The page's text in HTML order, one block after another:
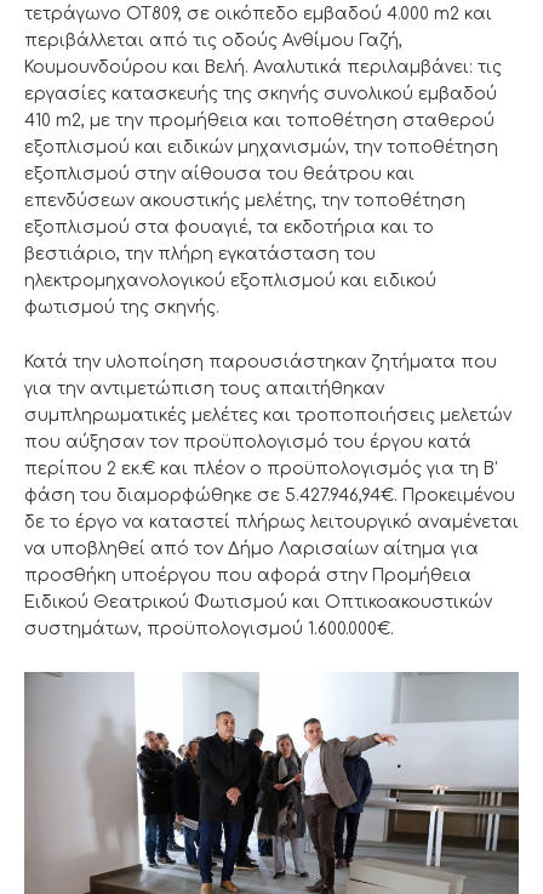
τετράγωνο ΟΤ809, σε οικόπεδο εμβαδού 4.000 m2 και
περιβάλλεται από τις οδούς Ανθίμου Γαζή,
Κουμουνδούρου και Βελή. Αναλυτικά περιλαμβάνει: τις
εργασίες κατασκευής της σκηνής συνολικού εμβαδού
410 m2, με την προμήθεια και τοποθέτηση σταθερού
εξοπλισμού και ειδικών μηχανισμών, την τοποθέτηση
εξοπλισμού στην αίθουσα του θεάτρου και
επενδύσεων ακουστικής μελέτης, την τοποθέτηση
εξοπλισμού στα φουαγιέ, τα εκδοτήρια και το
βεστιάριο, την πλήρη εγκατάσταση του
ηλεκτρομηχανολογικού εξοπλισμού και ειδικού
φωτισμού της σκηνής.
Κατά την υλοποίηση παρουσιάστηκαν ζητήματα που
για την αντιμετώπιση τους απαιτήθηκαν
συμπληρωματικές μελέτες και τροποποιήσεις μελετών
που αύξησαν τον προϋπολογισμό του έργου κατά
περίπου 2 εκ.€ και πλέον ο προϋπολογισμός για τη Β’
φάση του διαμορφώθηκε σε 5.427.946,94€. Προκειμένου
δε το έργο να καταστεί πλήρως λειτουργικό αναμένεται
να υποβληθεί από τον Δήμο Λαρισαίων αίτημα για
προσθήκη υποέργου που αφορά στην Προμήθεια
Ειδικού Θεατρικού Φωτισμού και Οπτικοακουστικών
συστημάτων, προϋπολογισμού 1.600.000€.